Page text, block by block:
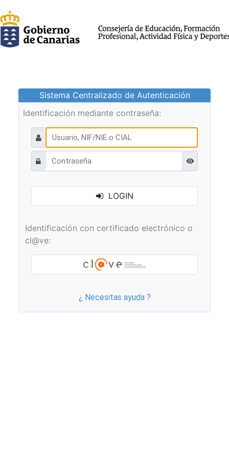
Sistema Centralizado de Autenticación
Identificación mediante contraseña:
Ver
LOGIN
Identificación con certificado electrónico o
cl@ve:
¿ Necesitas ayuda ?